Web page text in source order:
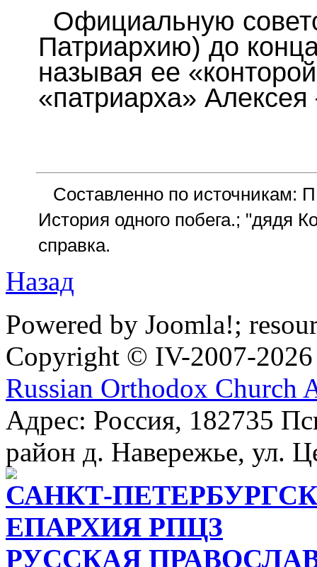
Официальную
Патриархию) до
называя ее
«патриарха»
Составленно по источникам:
История одного побега.; "дядя
справка.
Назад
Powered by Joomla!;
Copyright © IV-2007-2026
Russian Orthodox Church
Адрес: Россия, 182735
район д. Навережье, ул.
САНКТ-
ЕПАРХИЯ РПЦЗ
РУССКАЯ